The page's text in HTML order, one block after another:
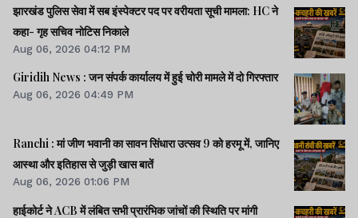
झारखंड पुलिस सेवा में सब इंस्पेक्टर पद पर वरीयता सूची मामला: HC ने
कहा- गृह सचिव नोटिस निकाले
Aug 06, 2026 04:12 PM
Giridih News : जन संपर्क कार्यालय में हुई चोरी मामले में दो गिरफ्तार
Aug 06, 2026 04:49 PM
Ranchi : मां जीण भवानी का सावन सिंधारा उत्सव 9 को हरमू में, जानिए
आस्था और इतिहास से जुड़ी खास बातें
Aug 06, 2026 01:06 PM
हाईकोर्ट ने ACB में लंबित सभी प्रारंभिक जांचों की स्थिति पर मांगी